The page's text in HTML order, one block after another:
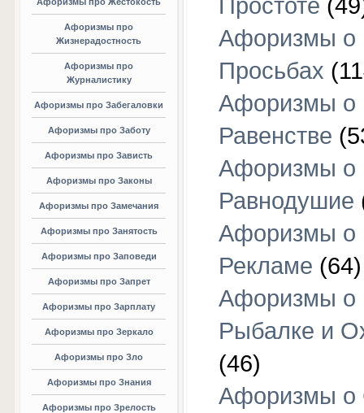
Афоризмы про
Жизнерадостность
Афоризмы про
Журналистику
Афоризмы про Забегаловки
Афоризмы про Заботу
Афоризмы про Зависть
Афоризмы про Законы
Афоризмы про Замечания
Афоризмы про Занятость
Афоризмы про Заповеди
Афоризмы про Запрет
Афоризмы про Зарплату
Афоризмы про Зеркало
Афоризмы про Зло
Афоризмы про Знания
Афоризмы про Зрелость
Простоте
Афоризмы о
Просьбах
Афоризмы о
Равенстве
Афоризмы о
Равнодушие
Афоризмы о
Рекламе (64)
Афоризмы о
Рыбалке и
(46)
Афоризмы о